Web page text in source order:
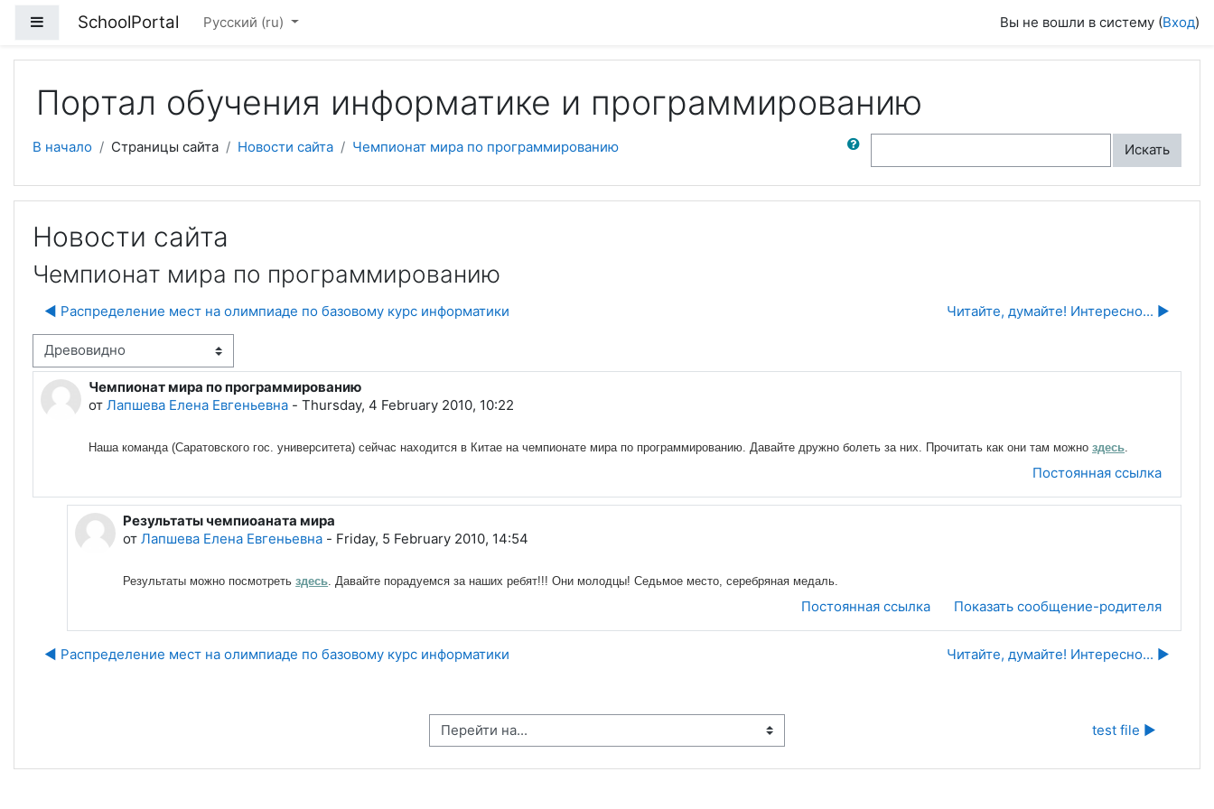
Боковая панель
SchoolPortal Русский ‎(ru)‎ Вы не вошли в систему (Вход)
Портал обучения информатике и программированию
В начало Страницы сайта Новости сайта Чемпионат мира по программированию
Поиск по форумам
Искать
Новости сайта
Чемпионат мира по программированию
◀︎ Распределение мест на олимпиаде по базовому курс информатики Читайте, думайте! Интересно... ▶︎
отображения
Чемпионат мира по программированию
от Лапшева Елена Евгеньевна - Thursday, 4 February 2010, 10:22
Количество ответов: 1
Наша команда (Саратовского гос. университета) сейчас находится в Китае на чемпионате мира по программированию. Давайте дружно болеть за них. Прочитать как они там можно здесь
Постоянная ссылка
В ответ на Лапшева Елена Евгеньевна
Результаты чемпиоаната мира
отЛапшева Елена Евгеньевна - Friday, 5 February 2010, 14:54
Результаты можно посмотреть здесь . Давайте порадуемся за наших ребят!!! Они молодцы! Седьмое место, серебряная медаль.
Постоянная ссылка Показать сообщение-родителя
◀︎ Распределение мест на олимпиаде по базовому курс информатики Читайте, думайте! Интересно... ▶︎
Перейти на... test file ▶︎